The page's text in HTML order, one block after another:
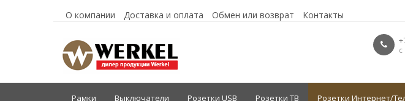
О компании Доставка и оплата Обмен или возврат Контакты
Рамки Выключатели Розетки USB Розетки ТВ Розетки Интернет/